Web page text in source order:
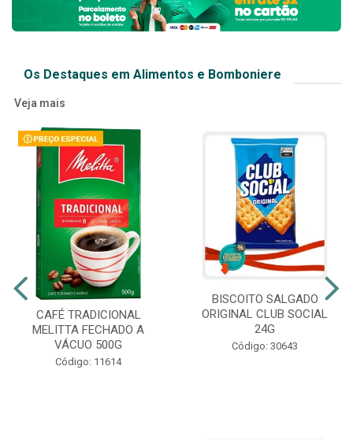
Os Destaques em Alimentos e Bomboniere
Veja mais
CAFÉ TRADICIONAL
MELITTA FECHADO A
VÁCUO 500G
Código: 11614
BISCOITO SALGADO
ORIGINAL CLUB SOCIAL
24G
Código: 30643